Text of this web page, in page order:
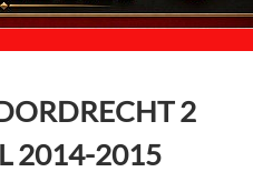
2
2014-2015